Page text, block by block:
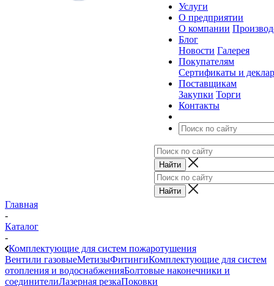
Услуги
О предприятии
О компании
Блог
Новости Галерея
Покупателям
Сертификаты и
Поставщикам
Закупки Торги
Контакты
Главная
-
Каталог
-
Комплектующие для систем пожаротушения
Вентили газовыеМетизыФитингиКомплектующие для систем
отопления и водоснабженияБолтовые наконечники и
соединителиЛазерная резкаПоковки